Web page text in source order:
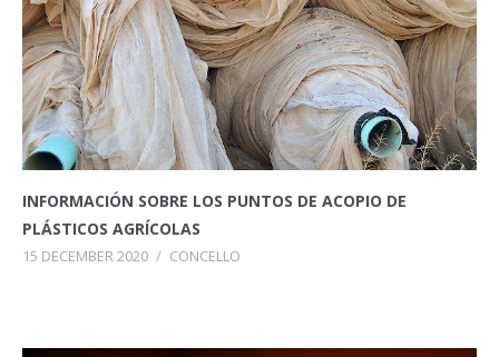
INFORMACIÓN SOBRE LOS PUNTOS DE ACOPIO DE
PLÁSTICOS AGRÍCOLAS
15 DECEMBER 2020 / CONCELLO